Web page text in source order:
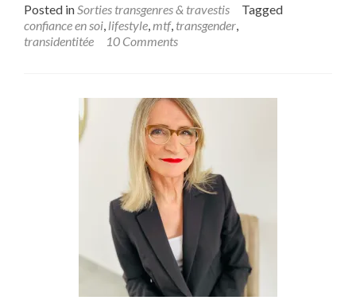
Posted inSorties transgenres & travestis
Tagged
confiance en soi, lifestyle,mtf, transgender,
transidentitée
10 Comments